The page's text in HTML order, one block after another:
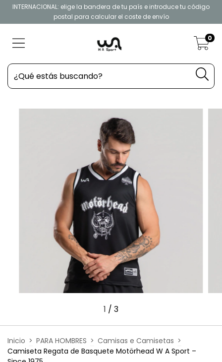
INTERNACIONAL: elige la bandera de tu país e introduce tu código
postal para calcular el coste de envío
0
1 / 3
Inicio > PARA HOMBRES > Camisas e Camisetas >
Camiseta Regata de Basquete Motörhead W A Sport –